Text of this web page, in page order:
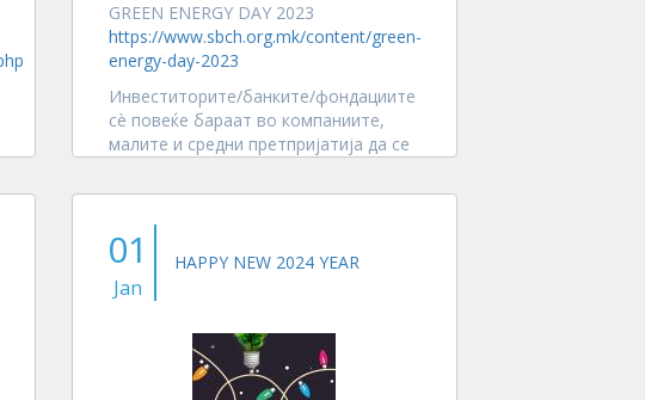
GREEN ENERGY DAY 2023
https://www.sbch.org.mk/content/green-
energy-day-2023
Инвеститорите/банките/фондациите
сè повеќе бараат во компаниите,
малите и средни претпријатија да се
01
Jan
HAPPY NEW 2024 YEAR